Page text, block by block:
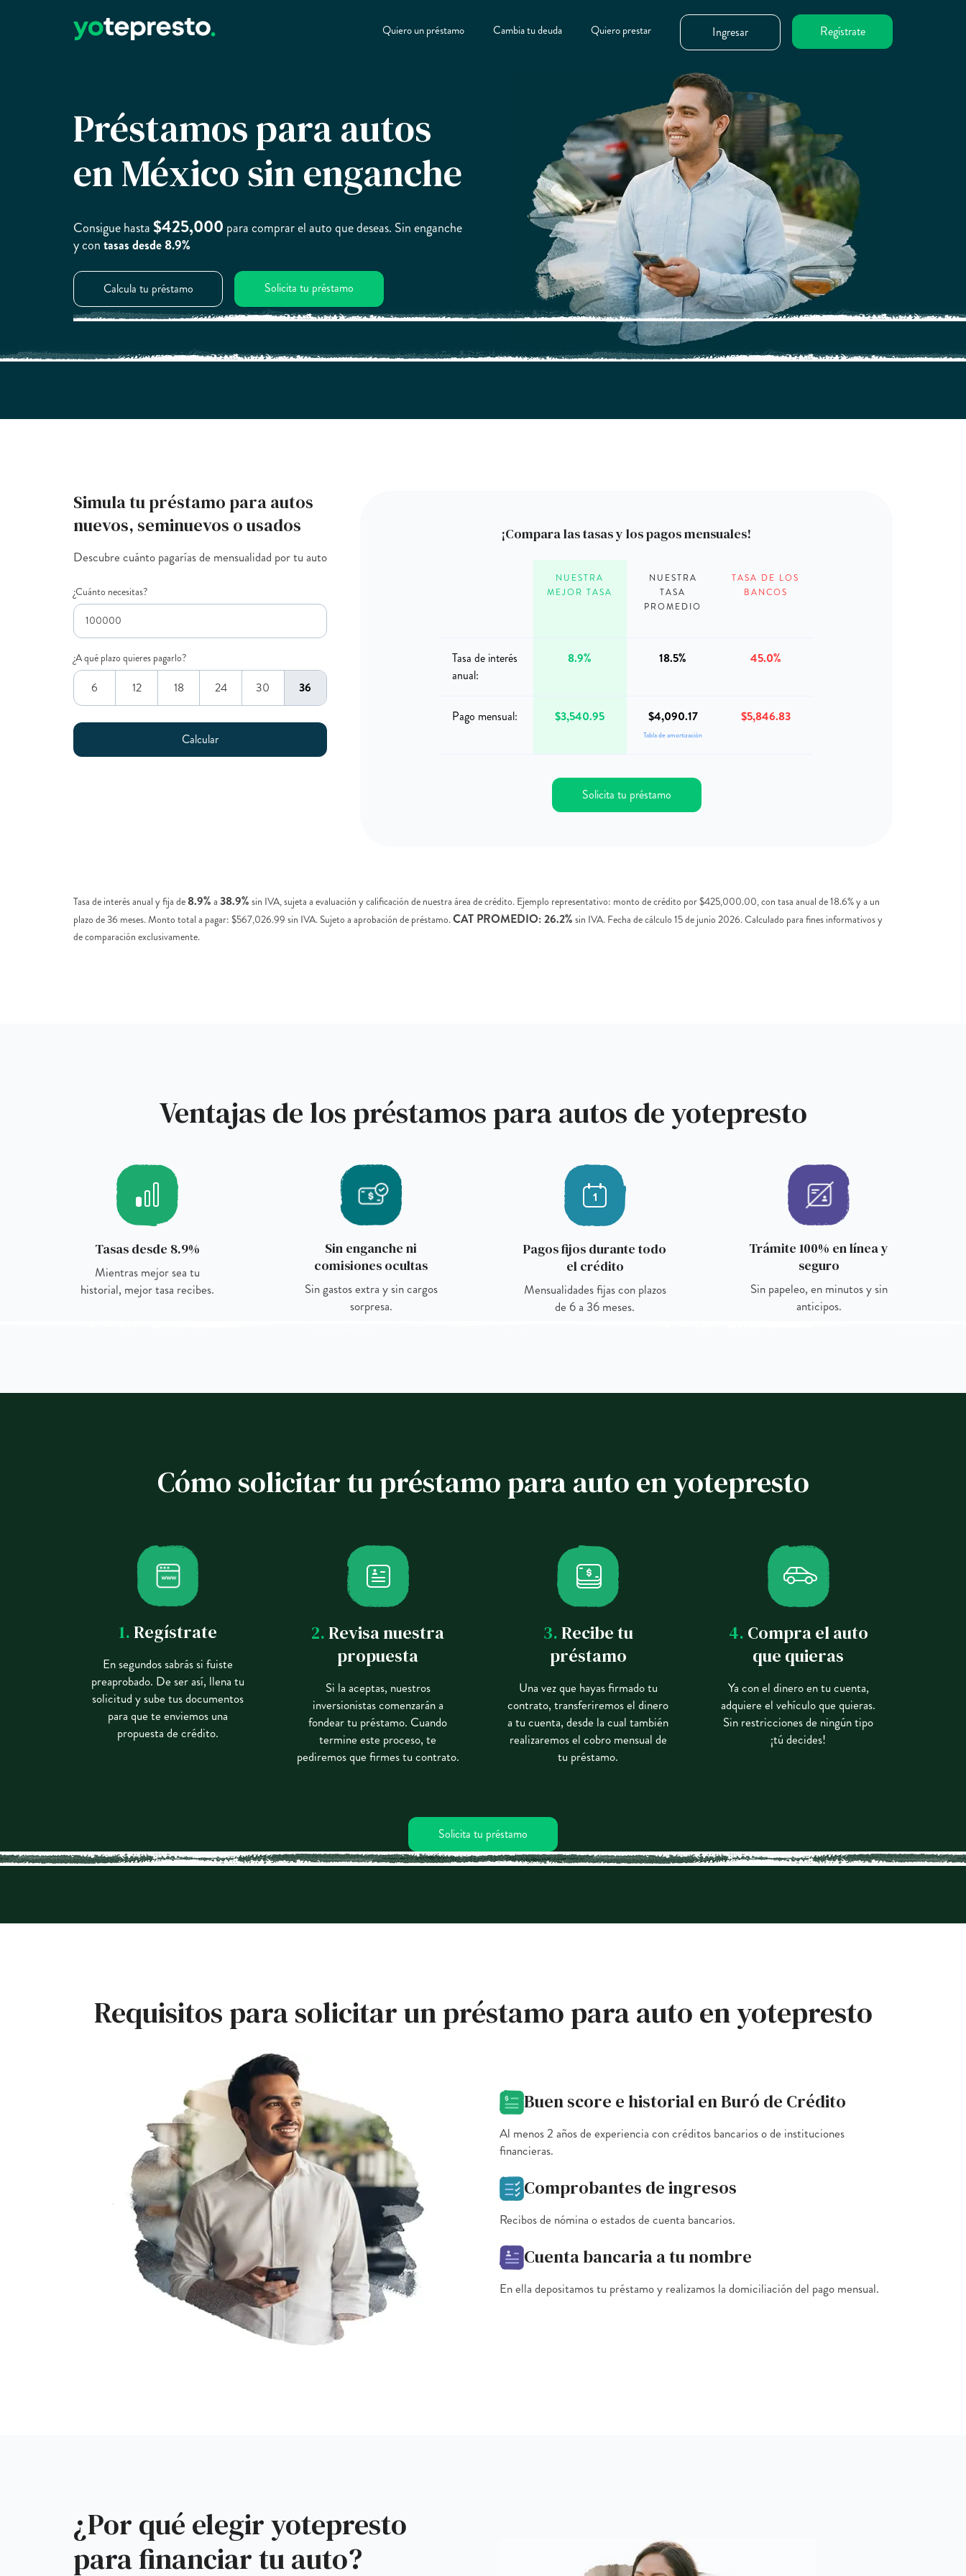
Quiero un préstamo Cambia tu deuda Quiero prestar Ingresar Regístrate
Préstamos para autos
en México sin enganche
Consigue hasta $425,000 para comprar el auto que deseas. Sin enganche
y contasas desde 8.9%
Calcula tu préstamo Solicita tu préstamo
Simula tu préstamo para autos
nuevos, seminuevos o usados
Descubre cuánto pagarías de mensualidad por tu auto
¿Cuánto necesitas?
¿A qué plazo quieres pagarlo?
6 12 18 24 30 36
¡Compara las tasas y los pagos mensuales!
NUESTRA
MEJOR TASA
NUESTRA
TASA
PROMEDIO
TASA DE LOS
BANCOS
Tasa de interés
anual:
8.9% 18.5% 45.0%
Pago mensual: $3,540.95 $4,090.17
Tabla de amortización
$5,846.83
Solicita tu préstamo
Tasa de interés anual y fija de8.9% a 38.9% sin IVA, sujeta a evaluación y calificación de nuestra área de crédito. Ejemplo representativo: monto de crédito por $425,000.00, con tasa anual de 18.6% y a un
plazo de 36 meses. Monto total a pagar: $567,026.99 sin IVA. Sujeto a aprobación de préstamo.CAT PROMEDIO: 26.2% sin IVA. Fecha de cálculo 15 de junio 2026. Calculado para fines informativos y
de comparación exclusivamente.
Ventajas de los préstamos para autos de yotepresto
Tasas desde 8.9%
Mientras mejor sea tu
historial, mejor tasa recibes.
Sin enganche ni
comisiones ocultas
Sin gastos extra y sin cargos
sorpresa.
Pagos fijos durante todo
el crédito
Mensualidades fijas con plazos
de 6 a 36 meses.
Trámite 100% en línea y
seguro
Sin papeleo, en minutos y sin
anticipos.
Cómo solicitar tu préstamo para auto en yotepresto
1.Regístrate
En segundos sabrás si fuiste
preaprobado. De ser así, llena tu
solicitud y sube tus documentos
para que te enviemos una
propuesta de crédito.
2.Revisa nuestra
propuesta
Si la aceptas, nuestros
inversionistas comenzarán a
fondear tu préstamo. Cuando
termine este proceso, te
pediremos que firmes tu contrato.
3.Recibe tu
préstamo
Una vez que hayas firmado tu
contrato, transferiremos el dinero
a tu cuenta, desde la cual también
realizaremos el cobro mensual de
tu préstamo.
4. Compra el auto
que quieras
Ya con el dinero en tu cuenta,
adquiere el vehículo que quieras.
Sin restricciones de ningún tipo
¡tú decides!
Solicita tu préstamo
Requisitos para solicitar un préstamo para auto en yotepresto
Buen score e historial en Buró de Crédito
Al menos 2 años de experiencia con créditos bancarios o de instituciones
financieras.
Comprobantes de ingresos
Recibos de nómina o estados de cuenta bancarios.
Cuenta bancaria a tu nombre
En ella depositamos tu préstamo y realizamos la domiciliación del pago mensual.
¿Por qué elegir yotepresto
para financiar tu auto?